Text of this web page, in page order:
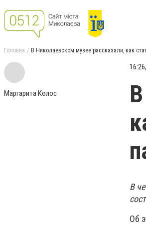
Головна В Николаевском музее рассказали, как
Маргарита Колос
В
Об